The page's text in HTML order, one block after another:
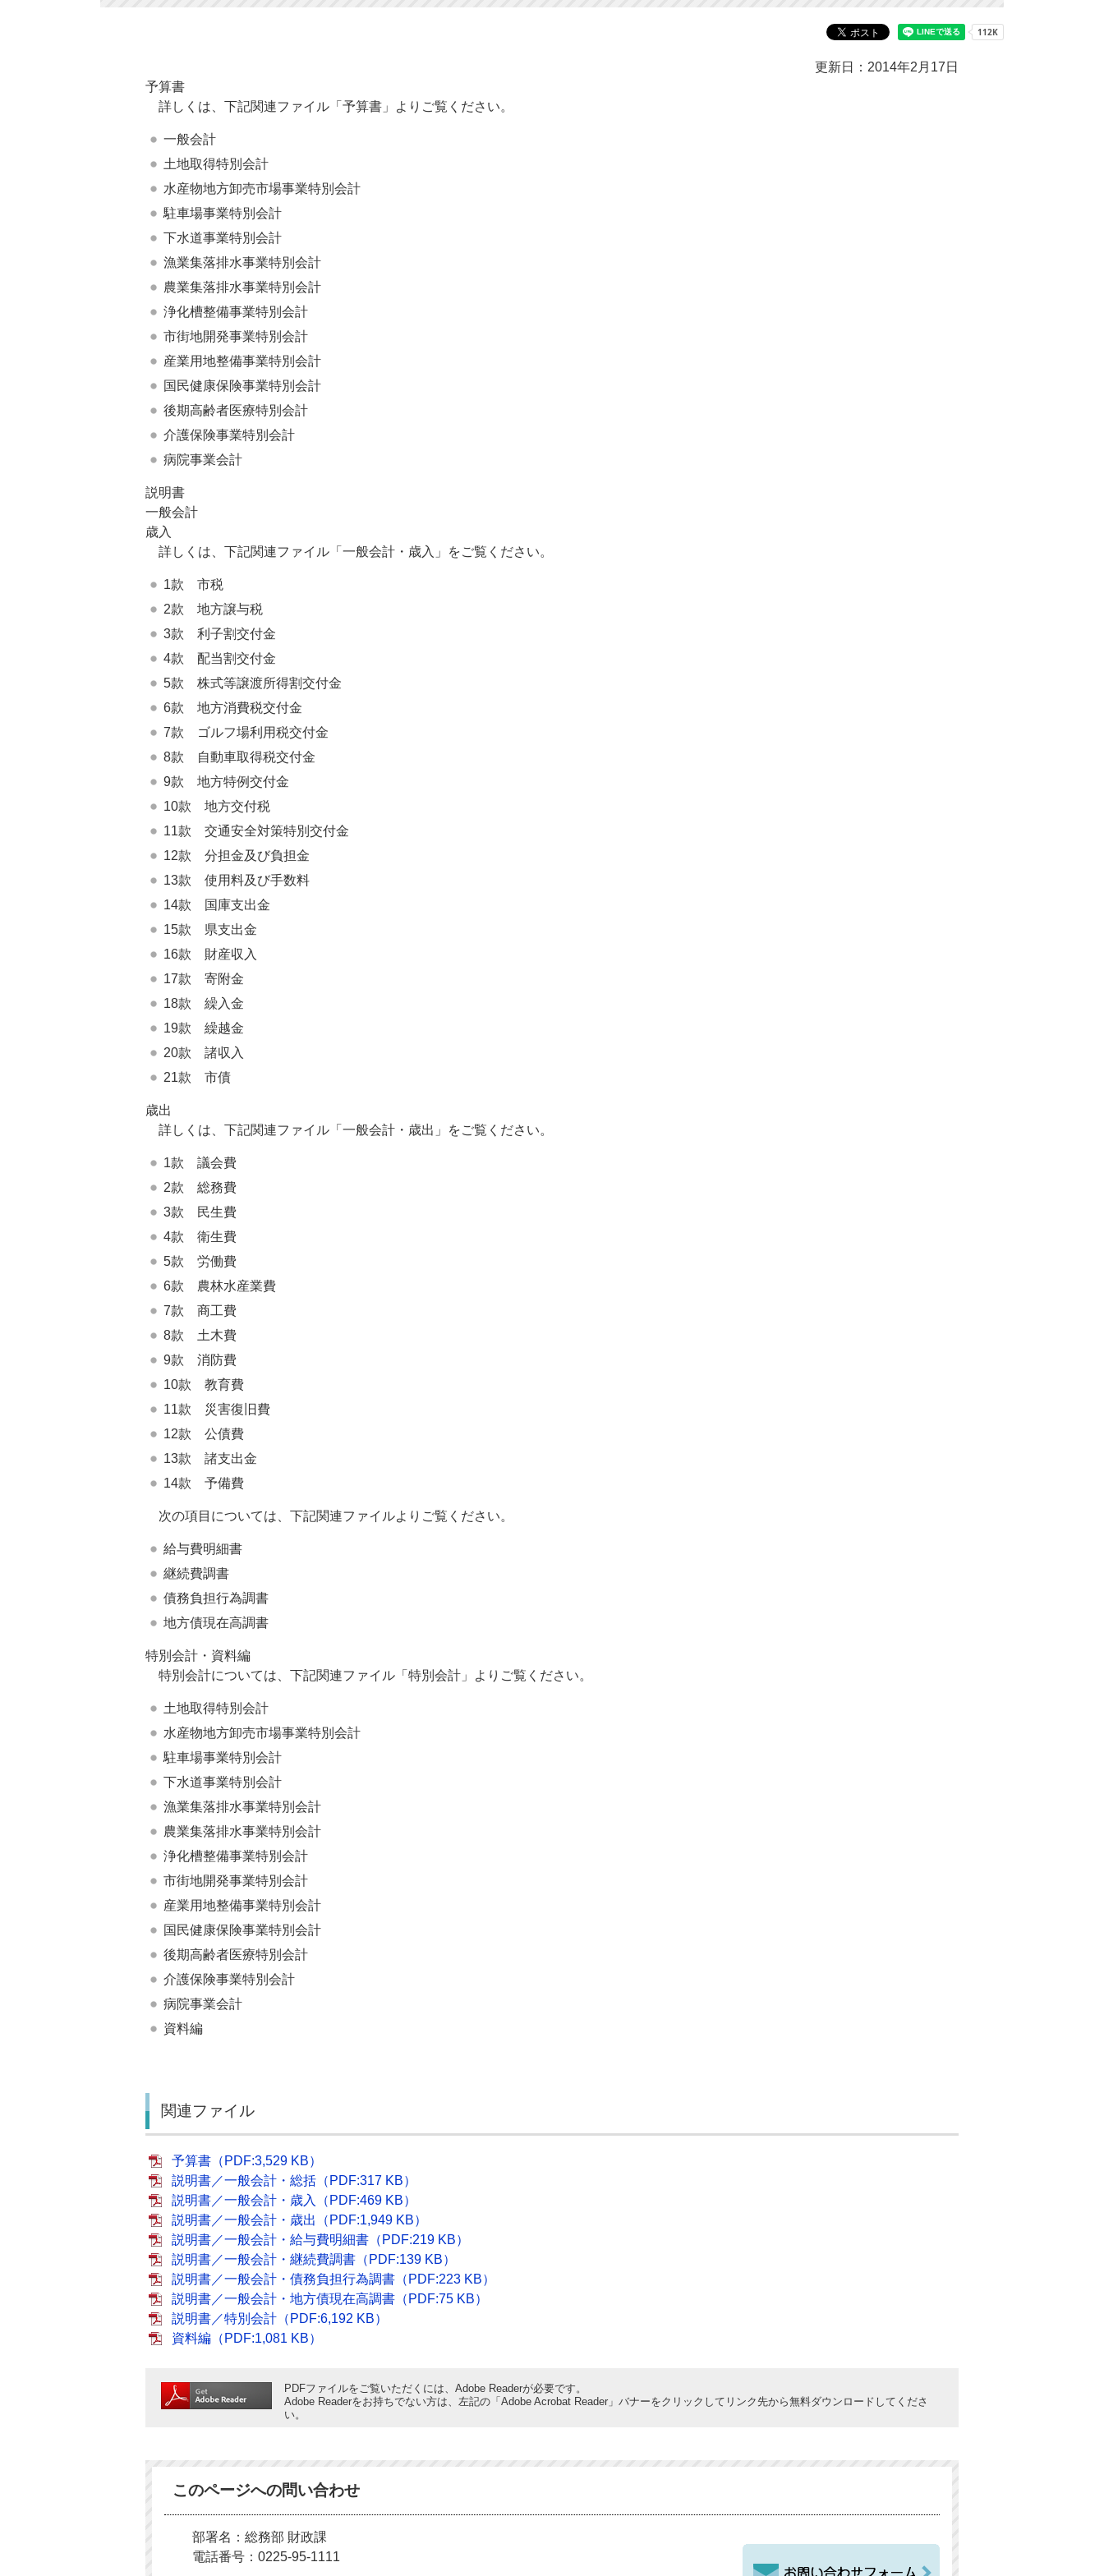
更新日：2014年2月17日
予算書
詳しくは、下記関連ファイル「予算書」よりご覧ください。
一般会計
土地取得特別会計
水産物地方卸売市場事業特別会計
駐車場事業特別会計
下水道事業特別会計
漁業集落排水事業特別会計
農業集落排水事業特別会計
浄化槽整備事業特別会計
市街地開発事業特別会計
産業用地整備事業特別会計
国民健康保険事業特別会計
後期高齢者医療特別会計
介護保険事業特別会計
病院事業会計
説明書
一般会計
歳入
詳しくは、下記関連ファイル「一般会計・歳入」をご覧ください。
1款 市税
2款 地方譲与税
3款 利子割交付金
4款 配当割交付金
5款 株式等譲渡所得割交付金
6款 地方消費税交付金
7款 ゴルフ場利用税交付金
8款 自動車取得税交付金
9款 地方特例交付金
10款 地方交付税
11款 交通安全対策特別交付金
12款 分担金及び負担金
13款 使用料及び手数料
14款 国庫支出金
15款 県支出金
16款 財産収入
17款 寄附金
18款 繰入金
19款 繰越金
20款 諸収入
21款 市債
歳出
詳しくは、下記関連ファイル「一般会計・歳出」をご覧ください。
1款 議会費
2款 総務費
3款 民生費
4款 衛生費
5款 労働費
6款 農林水産業費
7款 商工費
8款 土木費
9款 消防費
10款 教育費
11款 災害復旧費
12款 公債費
13款 諸支出金
14款 予備費
次の項目については、下記関連ファイルよりご覧ください。
給与費明細書
継続費調書
債務負担行為調書
地方債現在高調書
特別会計・資料編
特別会計については、下記関連ファイル「特別会計」よりご覧ください。
土地取得特別会計
水産物地方卸売市場事業特別会計
駐車場事業特別会計
下水道事業特別会計
漁業集落排水事業特別会計
農業集落排水事業特別会計
浄化槽整備事業特別会計
市街地開発事業特別会計
産業用地整備事業特別会計
国民健康保険事業特別会計
後期高齢者医療特別会計
介護保険事業特別会計
病院事業会計
資料編
関連ファイル
予算書（PDF:3,529 KB）
説明書／一般会計・総括（PDF:317 KB）
説明書／一般会計・歳入（PDF:469 KB）
説明書／一般会計・歳出（PDF:1,949 KB）
説明書／一般会計・給与費明細書（PDF:219 KB）
説明書／一般会計・継続費調書（PDF:139 KB）
説明書／一般会計・債務負担行為調書（PDF:223 KB）
説明書／一般会計・地方債現在高調書（PDF:75 KB）
説明書／特別会計（PDF:6,192 KB）
資料編（PDF:1,081 KB）
PDFファイルをご覧いただくには、Adobe Readerが必要です。
Adobe Readerをお持ちでない方は、左記の「Adobe Acrobat Reader」バナーをクリックしてリンク先から無料ダウンロードしてくださ
い。
このページへの問い合わせ
部署名：総務部 財政課
電話番号：0225-95-1111